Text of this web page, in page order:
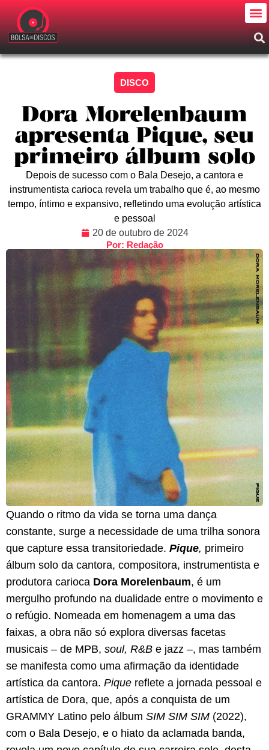
DISCO
Dora Morelenbaum
apresenta Pique, seu
primeiro álbum solo
Depois de sucesso com o Bala Desejo, a cantora e
instrumentista carioca revela um trabalho que é, ao mesmo
tempo, íntimo e expansivo, refletindo uma evolução artística
e pessoal
20 de outubro de 2024
Por: Redação
Quando o ritmo da vida se torna uma dança
constante, surge a necessidade de uma trilha sonora
que capture essa transitoriedade. Pique, primeiro
álbum solo da cantora, compositora, instrumentista e
produtora carioca Dora Morelenbaum, é um
mergulho profundo na dualidade entre o movimento e
o refúgio. Nomeada em homenagem a uma das
faixas, a obra não só explora diversas facetas
musicais – de MPB, soul, R&B e jazz –, mas também
se manifesta como uma afirmação da identidade
artística da cantora. Pique reflete a jornada pessoal e
artística de Dora, que, após a conquista de um
GRAMMY Latino pelo álbum SIM SIM SIM (2022),
com o Bala Desejo, e o hiato da aclamada banda,